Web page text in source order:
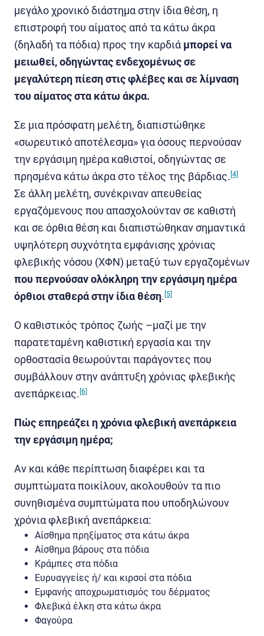
μεγάλο χρονικό διάστημα στην ίδια θέση, η
επιστροφή του αίματος από τα κάτω άκρα
(δηλαδή τα πόδια) προς την καρδιά μπορεί να
μειωθεί, οδηγώντας ενδεχομένως σε
μεγαλύτερη πίεση στις φλέβες και σε λίμναση
του αίματος στα κάτω άκρα.
Σε μια πρόσφατη μελέτη, διαπιστώθηκε
«σωρευτικό αποτέλεσμα» για όσους περνούσαν
την εργάσιμη ημέρα καθιστοί, οδηγώντας σε
πρησμένα κάτω άκρα στο τέλος της βάρδιας. [4]
Σε άλλη μελέτη, συνέκριναν απευθείας
εργαζόμενους που απασχολούνταν σε καθιστή
και σε όρθια θέση και διαπιστώθηκαν σημαντικά
υψηλότερη συχνότητα εμφάνισης χρόνιας
φλεβικής νόσου (ΧΦΝ) μεταξύ των εργαζομένων
που περνούσαν ολόκληρη την εργάσιμη ημέρα
όρθιοι σταθερά στην ίδια θέση. [5]
Ο καθιστικός τρόπος ζωής –μαζί με την
παρατεταμένη καθιστική εργασία και την
ορθοστασία θεωρούνται παράγοντες που
συμβάλλουν στην ανάπτυξη χρόνιας φλεβικής
ανεπάρκειας. [6]
Πώς επηρεάζει η χρόνια φλεβική ανεπάρκεια
την εργάσιμη ημέρα;
Αν και κάθε περίπτωση διαφέρει και τα
συμπτώματα ποικίλουν, ακολουθούν τα πιο
συνηθισμένα συμπτώματα που υποδηλώνουν
χρόνια φλεβική ανεπάρκεια:
Αίσθημα πρηξίματος στα κάτω άκρα
Αίσθημα βάρους στα πόδια
Κράμπες στα πόδια
Ευρυαγγείες ή/ και κιρσοί στα πόδια
Εμφανής αποχρωματισμός του δέρματος
Φλεβικά έλκη στα κάτω άκρα
Φαγούρα